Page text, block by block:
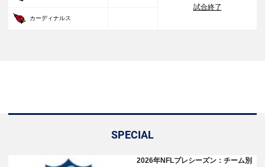
試合終了
カーディナルス
SPECIAL
2026年NFLプレシーズン：チーム別